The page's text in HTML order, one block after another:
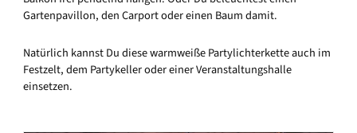
Gartenpavillon, den Carport oder einen Baum damit.
Natürlich kannst Du diese warmweiße Partylichterkette auch im
Festzelt, dem Partykeller oder einer Veranstaltungshalle
einsetzen.